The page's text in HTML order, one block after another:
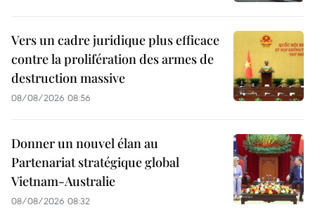
Vers un cadre juridique plus efficace
contre la prolifération des armes de
destruction massive
08/08/2026 08:56
Donner un nouvel élan au
Partenariat stratégique global
Vietnam-Australie
08/08/2026 08:32